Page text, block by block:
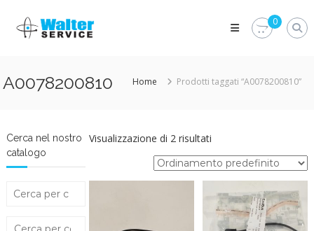
content
Walter
Service
parti
veicolo?
Vieni
Srl
0
A0078200810 Home Prodotti taggati “A0078200810”
Visualizzazione di 2 risultati
Cerca nel nostro
catalogo